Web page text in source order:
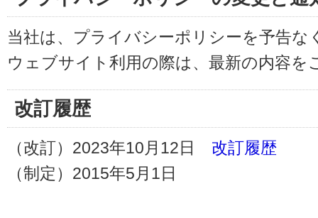
当社は、プライバシーポリシーを予告
ウェブサイト利用の際は、最新の内容を
改訂履歴
（改訂）2023年10月12日 改訂履歴
（制定）2015年5月1日